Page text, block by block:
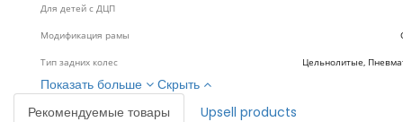
Для детей с ДЦП
Модификация рамы
Тип задних колес Цельнолитые,
Показать больше
Скрыть
Рекомендуемые товары
Upsell products